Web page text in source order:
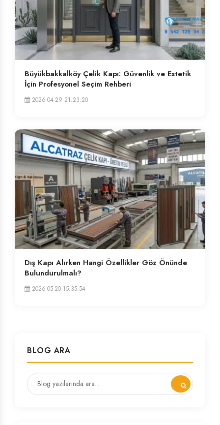
Büyükbakkalköy Çelik Kapı: Güvenlik ve Estetik
İçin Profesyonel Seçim Rehberi
2026-04-29 21:23:20
Dış Kapı Alırken Hangi Özellikler Göz Önünde
Bulundurulmalı?
2026-05-20 15:35:54
BLOG ARA